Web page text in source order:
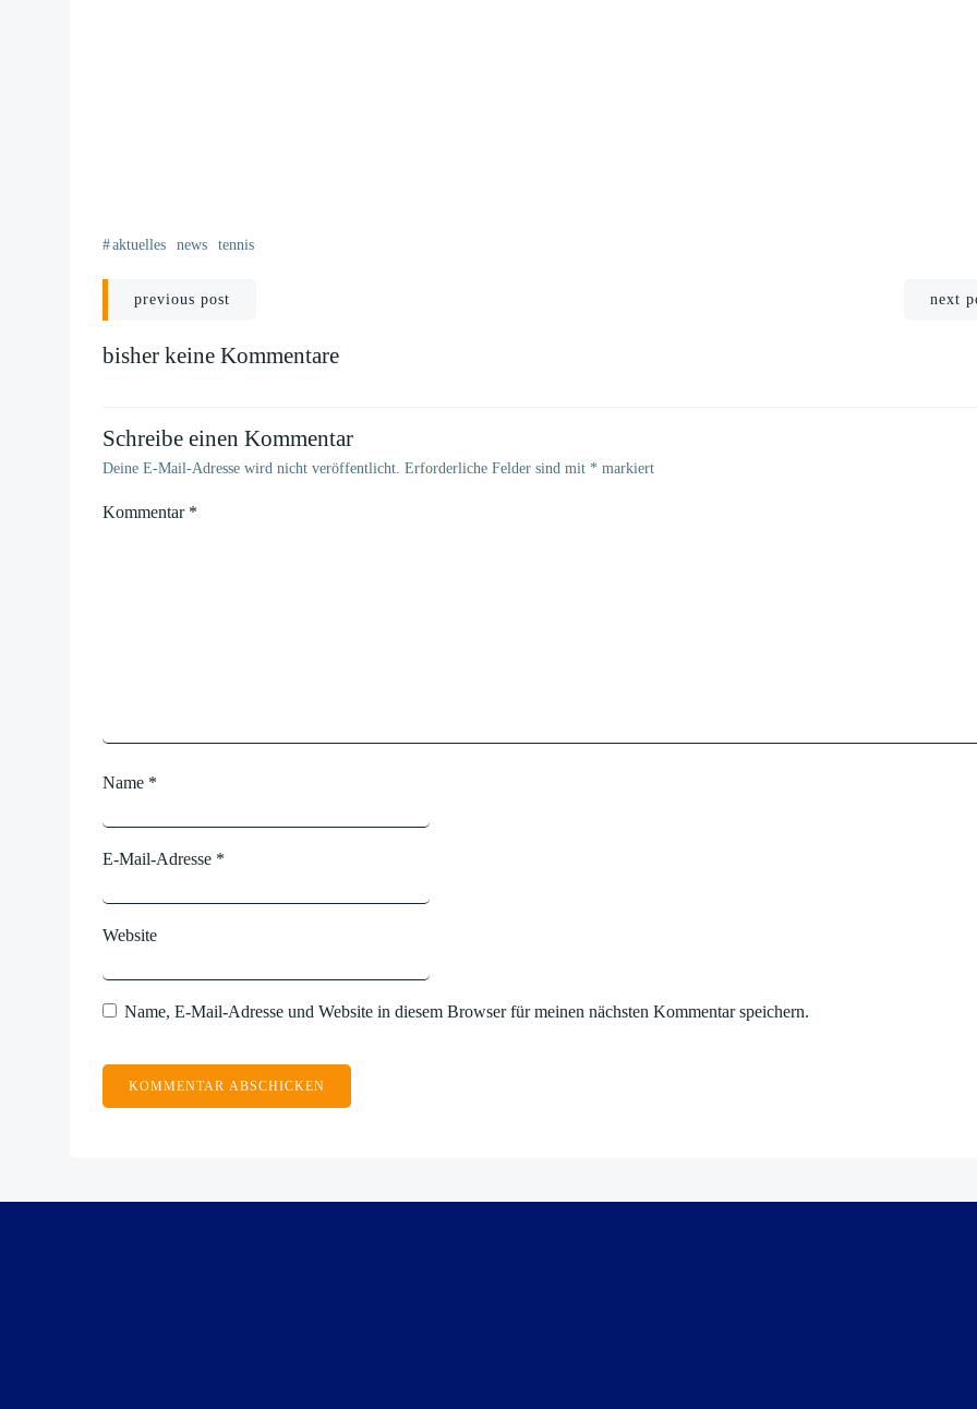
#aktuelles news tennis
Beitragsnavigation
previous post next
bisher keine Kommentare
Schreibe einen Kommentar
Deine E-Mail-Adresse wird nicht veröffentlicht. Erforderliche Felder sind mit * markiert
Kommentar *
Name *
E-Mail-Adresse *
Website
Name, E-Mail-Adresse und Website in diesem Browser für meinen nächsten Kommentar speichern.